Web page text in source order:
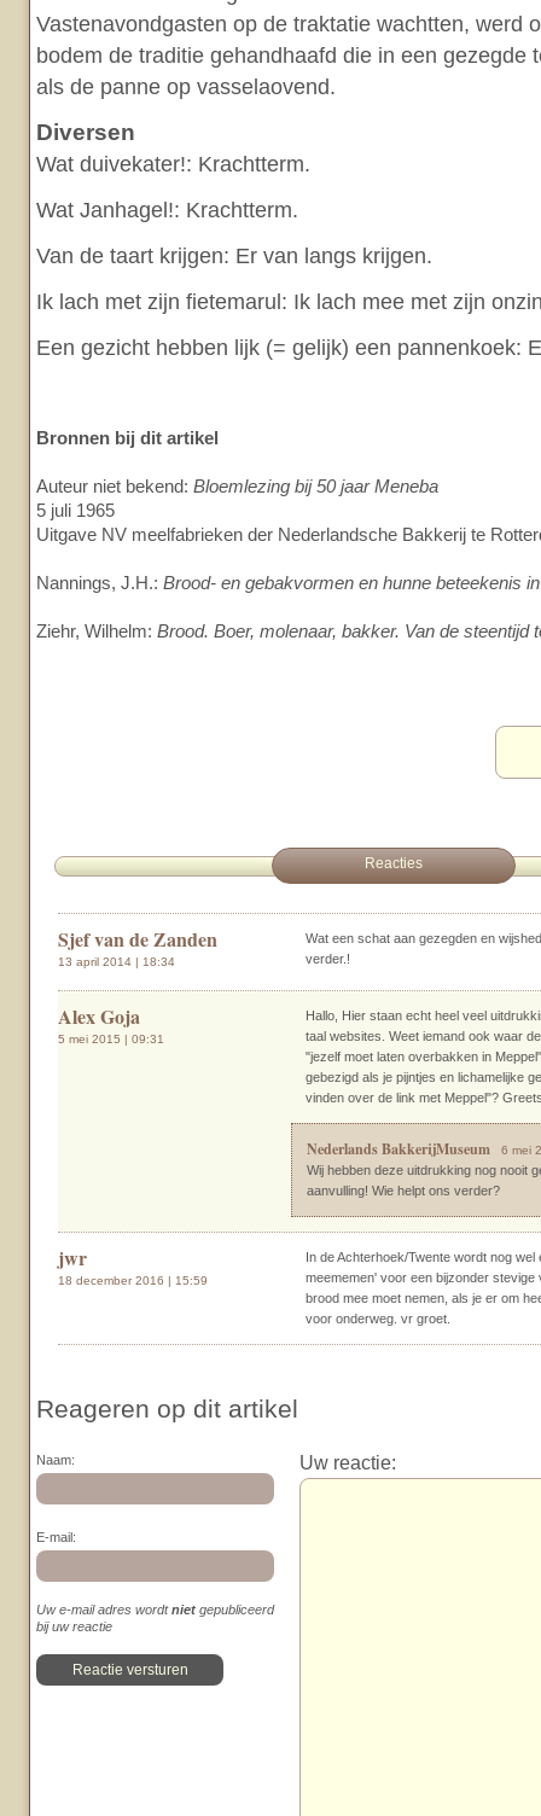
Vastenavondgasten op de traktatie wachtten, werd
bodem de traditie gehandhaafd die in een gezegde
als de panne op vasselaovend.
Diversen
Wat duivekater!: Krachtterm.
Wat Janhagel!: Krachtterm.
Van de taart krijgen: Er van langs krijgen.
Ik lach met zijn fietemarul: Ik lach mee met zijn
Een gezicht hebben lijk (= gelijk) een pannenkoek:
Bronnen bij dit artikel
Auteur niet bekend: Bloemlezing bij 50 jaar Meneba
5 juli 1965
Uitgave NV meelfabrieken der Nederlandsche Bakkerij te
Nannings, J.H.: Brood- en gebakvormen en hunne beteekenis
Ziehr, Wilhelm: Brood. Boer, molenaar, bakker. Van de steentijd
Reacties
Sjef van de Zanden
13 april 2014 | 18:34
Wat een schat aan gezegden en
verder.!
Alex Goja
5 mei 2015 | 09:31
Hallo, Hier staan echt heel veel
taal websites. Weet iemand ook waar
"jezelf moet laten overbakken in
gebezigd als je pijntjes en lichamelijke
vinden over de link met Meppel"?
Nederlands BakkerijMuseum 6 mei
Wij hebben deze uitdrukking nog nooit
aanvulling! Wie helpt ons verder?
jwr
18 december 2016 | 15:59
In de Achterhoek/Twente wordt nog
meememen' voor een bijzonder stevige
brood mee moet nemen, als je er om
voor onderweg. vr groet.
Reageren op dit artikel
Naam:
E-mail:
Uw e-mail adres wordtniet gepubliceerd
bij uw reactie
Uw reactie: